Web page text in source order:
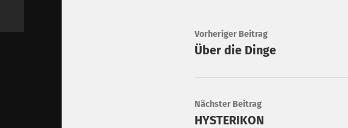
Vorheriger Beitrag
Über die Dinge
Nächster Beitrag
HYSTERIKON